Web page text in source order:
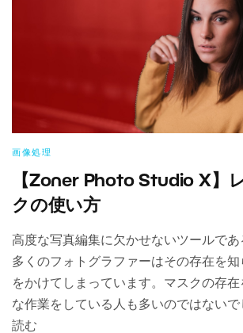
画像処理
【Zoner Photo Studio X】
クの使い方
高度な写真編集に欠かせないツールであ
多くのフォトグラファーはその存在を知
をかけてしまっています。マスクの存
な作業をしている人も多いのではない
読む